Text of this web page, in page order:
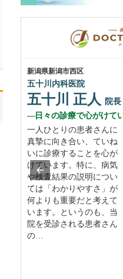
新潟県新潟市西区
五十川内科医院
五十川 正人 院長
日々の診療で心がけて
一人ひとりの患者さんに
真摯に向き合い、ていね
いに診療することを心が
けています。特に、病気
や検査結果の説明につい
ては「わかりやすさ」が
何よりも重要だと考えて
います。というのも、当
院を受診される患者さん
の…